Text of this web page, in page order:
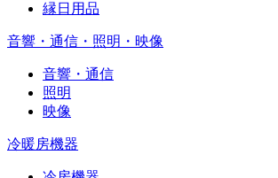
縁日用品
音響・通信・照明・映像
音響・通信
照明
映像
冷暖房機器